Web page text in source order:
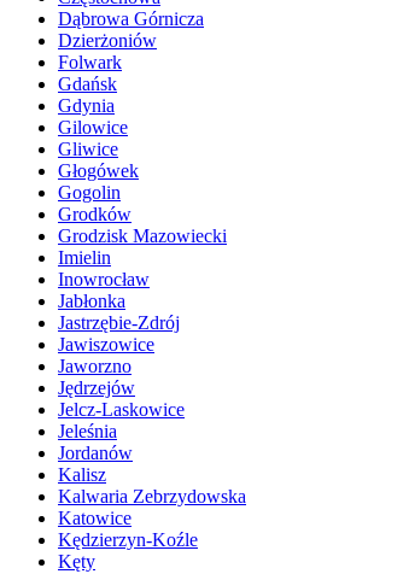
Dąbrowa Górnicza
Dzierżoniów
Folwark
Gdańsk
Gdynia
Gilowice
Gliwice
Głogówek
Gogolin
Grodków
Grodzisk Mazowiecki
Imielin
Inowrocław
Jabłonka
Jastrzębie-Zdrój
Jawiszowice
Jaworzno
Jędrzejów
Jelcz-Laskowice
Jeleśnia
Jordanów
Kalisz
Kalwaria Zebrzydowska
Katowice
Kędzierzyn-Koźle
Kęty